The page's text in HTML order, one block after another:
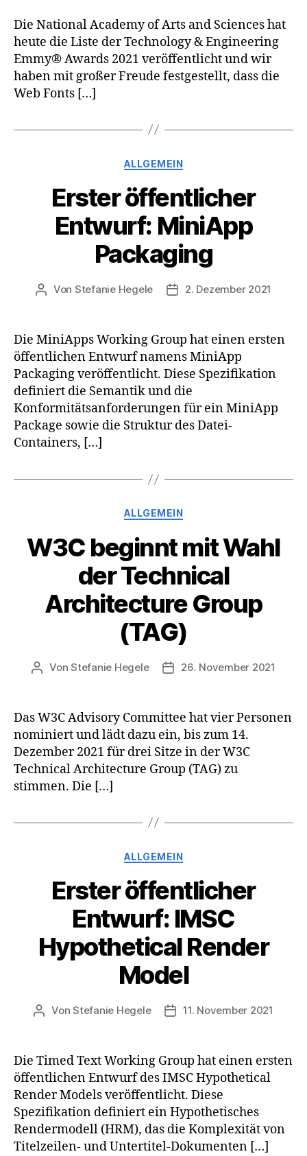
Die National Academy of Arts and Sciences hat
heute die Liste der Technology & Engineering
Emmy® Awards 2021 veröffentlicht und wir
haben mit großer Freude festgestellt, dass die
Web Fonts […]
Kategorien
ALLGEMEIN
Erster öffentlicher
Entwurf: MiniApp
Packaging
Beitragsautor
Von Stefanie Hegele Veröffentlichungsdatum
2. Dezember 2021
Die MiniApps Working Group hat einen ersten
öffentlichen Entwurf namens MiniApp
Packaging veröffentlicht. Diese Spezifikation
definiert die Semantik und die
Konformitätsanforderungen für ein MiniApp
Package sowie die Struktur des Datei-
Containers, […]
Kategorien
ALLGEMEIN
W3C beginnt mit Wahl
der Technical
Architecture Group
(TAG)
Beitragsautor
VonStefanie Hegele Veröffentlichungsdatum
26. November 2021
Das W3C Advisory Committee hat vier Personen
nominiert und lädt dazu ein, bis zum 14.
Dezember 2021 für drei Sitze in der W3C
Technical Architecture Group (TAG) zu
stimmen. Die […]
Kategorien
ALLGEMEIN
Erster öffentlicher
Entwurf: IMSC
Hypothetical Render
Model
Beitragsautor
VonStefanie Hegele Veröffentlichungsdatum
11. November 2021
Die Timed Text Working Group hat einen ersten
öffentlichen Entwurf des IMSC Hypothetical
Render Models veröffentlicht. Diese
Spezifikation definiert ein Hypothetisches
Rendermodell (HRM), das die Komplexität von
Titelzeilen- und Untertitel-Dokumenten […]